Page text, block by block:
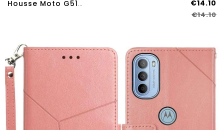
Housse Moto G51 5G London Life €14.10
€14.10